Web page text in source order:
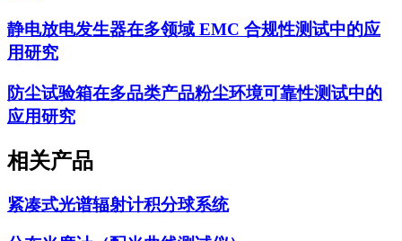
静电放电发生器在多领域 EMC 合规性测试中的应
用研究
防尘试验箱在多品类产品粉尘环境可靠性测试中的
应用研究
相关产品
紧凑式光谱辐射计积分球系统